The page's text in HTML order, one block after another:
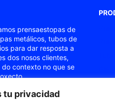
tu privacidad
prensaestopas de
metálicos, tubos de
para dar resposta a
dos nosos clientes,
contexto no que se